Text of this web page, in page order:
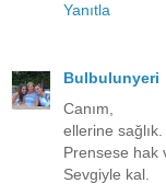
Yanıtla
Bulbulunyeri
Canım,
ellerine
Prensese hak
Sevgiyle kal.